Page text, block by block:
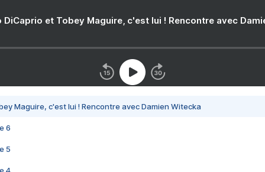
DiCaprio et Tobey Maguire, c'est lui ! Rencontre avec
Maguire, c'est lui ! Rencontre avec Damien Witecka
6
5